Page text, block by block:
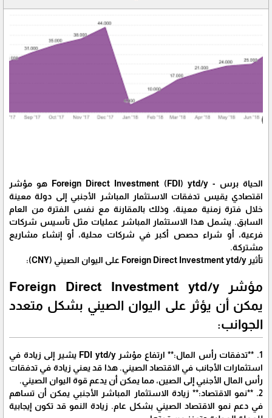
الحياة برس - Foreign Direct Investment (FDI) ytd/y هو مؤشر
اقتصادي يقيس تدفقات الاستثمار المباشر الأجنبي إلى دولة معينة
خلال فترة زمنية معينة، وذلك بالمقارنة مع نفس الفترة من العام
السابق. يشمل هذا الاستثمار المباشر عمليات مثل تأسيس شركات
فرعية، أو شراء حصص أكبر في شركات محلية، أو إنشاء مشاريع
مشتركة.
تأثير Foreign Direct Investment ytd/y على اليوان الصيني (CNY):
مؤشر Foreign Direct Investment ytd/y
يمكن أن يؤثر على اليوان الصيني بشكل متعدد
الجوانب:
1. **تدفقات رأس المال:** ارتفاع مؤشر FDI ytd/y يشير إلى زيادة في
استثمارات الأجانب في الاقتصاد الصيني. هذا قد يعني زيادة في تدفقات
رأس المال الأجنبي إلى الصين، مما يمكن أن يدعم قوة اليوان الصيني.
2. **نمو الاقتصاد:** زيادة الاستثمار المباشر الأجنبي يمكن أن تساهم
في دعم نمو الاقتصاد الصيني بشكل عام. زيادة النمو قد تكون إيجابية